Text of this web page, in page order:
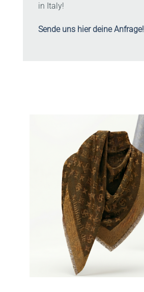
in Italy!
Sende uns hier deine Anfrage!